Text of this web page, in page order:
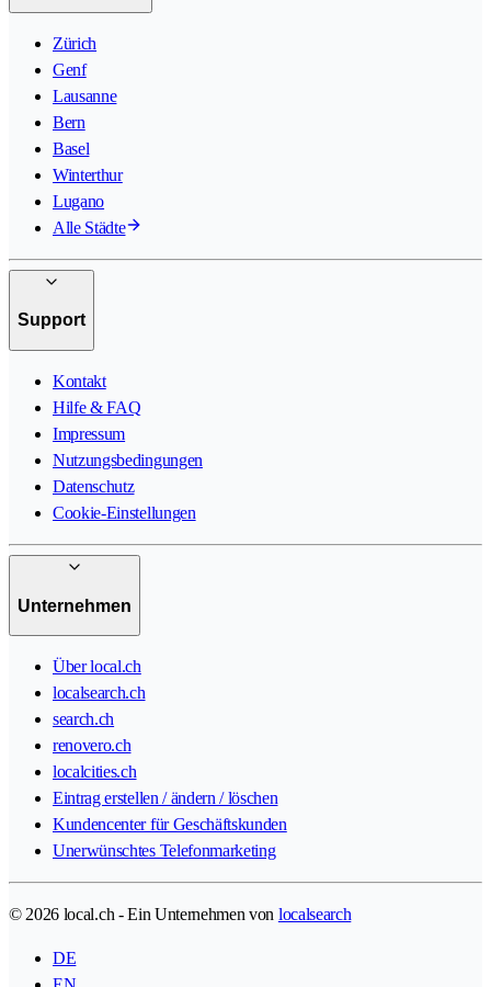
Zürich
Genf
Lausanne
Bern
Basel
Winterthur
Lugano
Alle Städte
Support
Kontakt
Hilfe & FAQ
Impressum
Nutzungsbedingungen
Datenschutz
Cookie-Einstellungen
Unternehmen
Über local.ch
localsearch.ch
search.ch
renovero.ch
localcities.ch
Eintrag erstellen / ändern / löschen
Kundencenter für Geschäftskunden
Unerwünschtes Telefonmarketing
© 2026 local.ch - Ein Unternehmen von localsearch
DE